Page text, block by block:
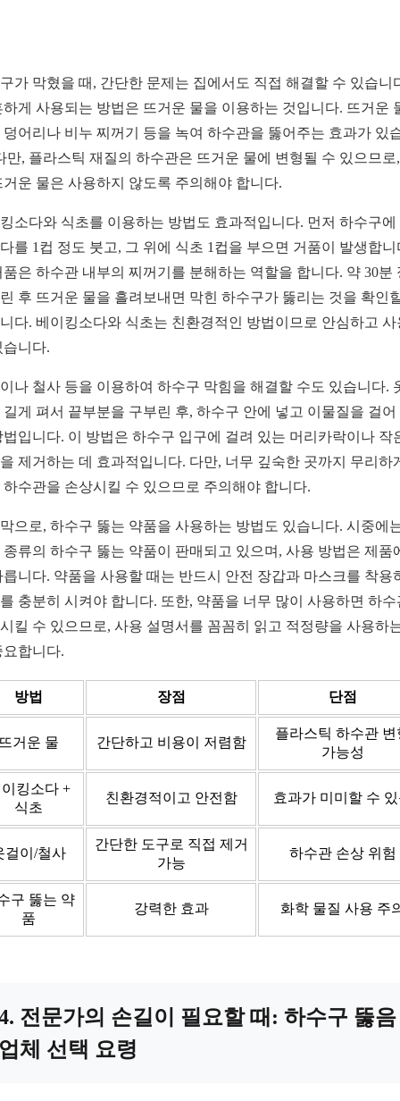
가 막혔을 때, 간단한 문제는 집에서도 직접 해결할 수 있습니
하게 사용되는 방법은 뜨거운 물을 이용하는 것입니다. 뜨거운
덩어리나 비누 찌꺼기 등을 녹여 하수관을 뚫어주는 효과가 있
만, 플라스틱 재질의 하수관은 뜨거운 물에 변형될 수 있으므로
거운 물은 사용하지 않도록 주의해야 합니다.
소다와 식초를 이용하는 방법도 효과적입니다. 먼저 하수구에
를 1컵 정도 붓고, 그 위에 식초 1컵을 부으면 거품이 발생합니
품은 하수관 내부의 찌꺼기를 분해하는 역할을 합니다. 약 30분
후 뜨거운 물을 흘려보내면 막힌 하수구가 뚫리는 것을 확인
다. 베이킹소다와 식초는 친환경적인 방법이므로 안심하고 사
습니다.
나 철사 등을 이용하여 하수구 막힘을 해결할 수도 있습니다.
길게 펴서 끝부분을 구부린 후, 하수구 안에 넣고 이물질을 걸어
법입니다. 이 방법은 하수구 입구에 걸려 있는 머리카락이나 작
제거하는 데 효과적입니다. 다만, 너무 깊숙한 곳까지 무리하
하수관을 손상시킬 수 있으므로 주의해야 합니다.
으로, 하수구 뚫는 약품을 사용하는 방법도 있습니다. 시중에
종류의 하수구 뚫는 약품이 판매되고 있으며, 사용 방법은 제품
릅니다. 약품을 사용할 때는 반드시 안전 장갑과 마스크를 착용
충분히 시켜야 합니다. 또한, 약품을 너무 많이 사용하면 하수
킬 수 있으므로, 사용 설명서를 꼼꼼히 읽고 적정량을 사용하
요합니다.
방법 장점 단점
거운 물 간단하고 비용이 저렴함
플라스틱 하수관 변
가능성
킹소다 +
식초
친환경적이고 안전함 효과가 미미할 수
걸이/철사
간단한 도구로 직접 제거
가능
하수관 손상 위험
구 뚫는 약
품
강력한 효과 화학 물질 사용 주
전문가의 손길이 필요할 때: 하수구 뚫음
체 선택 요령